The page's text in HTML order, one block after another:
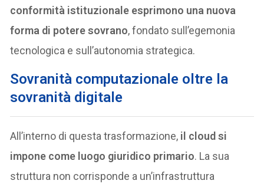
conformità istituzionale esprimono una nuova
forma di potere sovrano, fondato sull’egemonia
tecnologica e sull’autonomia strategica.
Sovranità computazionale oltre la
sovranità digitale
All’interno di questa trasformazione, il cloud si
impone come luogo giuridico primario. La sua
struttura non corrisponde a un’infrastruttura